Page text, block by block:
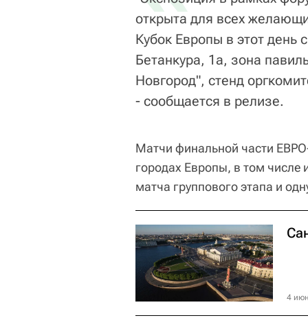
открыта для всех
Кубок Европы в этот день
Бетанкура, 1а, зона
Новгород", стенд
- сообщается в релизе.
Матчи финальной части
городах Европы, в том числе
матча группового этапа и
4